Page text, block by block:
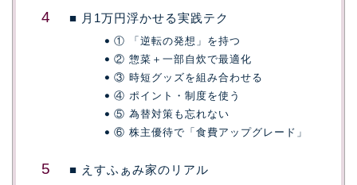
■ 月1万円浮かせる実践テク
① 「逆転の発想」を持つ
② 惣菜＋一部自炊で最適化
③ 時短グッズを組み合わせる
④ ポイント・制度を使う
⑤ 為替対策も忘れない
⑥ 株主優待で「食費アップグレード」
■ えすふぁみ家のリアル